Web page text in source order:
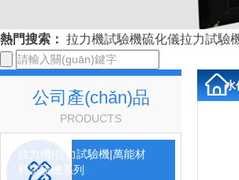
熱門搜索： 拉力機試驗機硫化儀拉力試驗
公司產(chǎn)品
PRODUCTS
拉力機|拉力試驗機|萬能材
料試驗機系列
水